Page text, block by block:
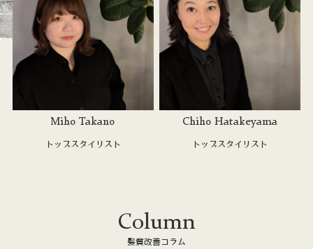
Chiho Hatakeyama
トップスタイリスト
Miho Takano
トップスタイリスト
Column
髪質改善コラム